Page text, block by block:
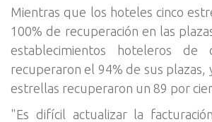
Mientras que los hoteles cinco
100% de recuperación en las
establecimientos hoteleros de
recuperaron el 94% de sus plazas,
estrellas recuperaron un 89 por
"Es difícil actualizar la